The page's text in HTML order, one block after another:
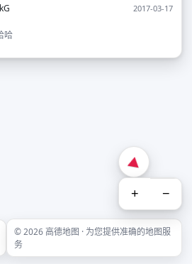
2017-03-17
哈
+ −
© 2026 高德地图 · 为您提供准确的地图服
务